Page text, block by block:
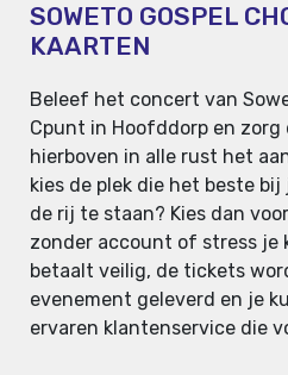
SOWETO GOSPEL
KAARTEN
Beleef het concert van
Cpunt in Hoofddorp en
hierboven in alle rust het
kies de plek die het beste
de rij te staan? Kies dan
zonder account of stress je
betaalt veilig, de tickets
evenement geleverd en je
ervaren klantenservice die